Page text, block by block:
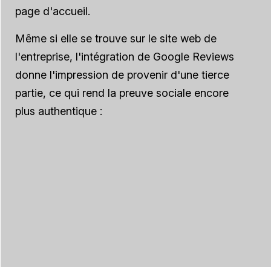
page d'accueil.
Même si elle se trouve sur le site web de
l'entreprise, l'intégration de Google Reviews
donne l'impression de provenir d'une tierce
partie, ce qui rend la preuve sociale encore
plus authentique :